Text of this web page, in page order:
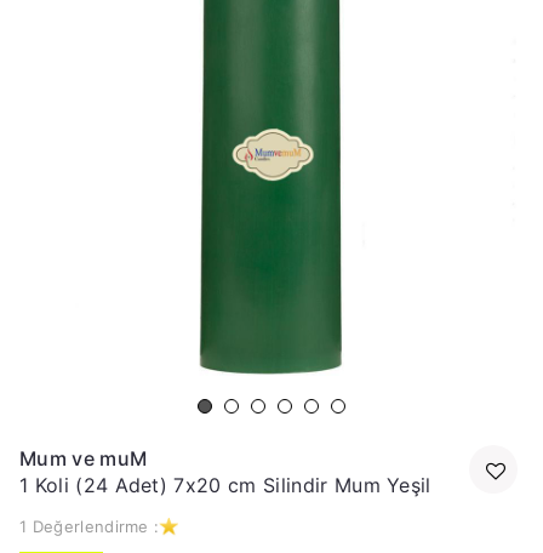
Mum ve muM
1 Koli (24 Adet) 7x20 cm Silindir Mum Yeşil
1 Değerlendirme :